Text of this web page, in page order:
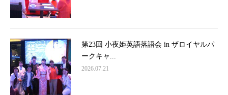
第23回 小夜姫英語落語会 in ザロイヤルパ
ークキャ...
2026.07.21